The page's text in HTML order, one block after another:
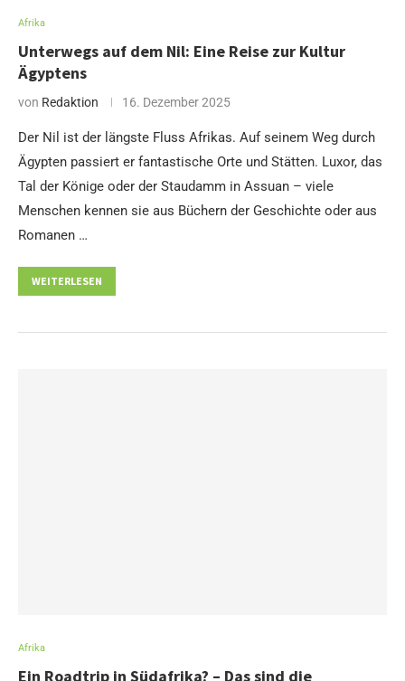
Afrika
Unterwegs auf dem Nil: Eine Reise zur Kultur
Ägyptens
von Redaktion 16. Dezember 2025
Der Nil ist der längste Fluss Afrikas. Auf seinem Weg durch
Ägypten passiert er fantastische Orte und Stätten. Luxor, das
Tal der Könige oder der Staudamm in Assuan – viele
Menschen kennen sie aus Büchern der Geschichte oder aus
Romanen …
WEITERLESEN
Afrika
Ein Roadtrip in Südafrika? – Das sind die